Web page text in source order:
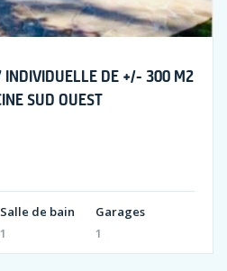
INDIVIDUELLE DE +/- 300 M2
SUD OUEST
Salle de bain
1
Garages
1